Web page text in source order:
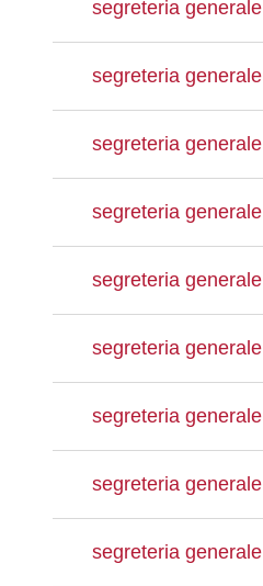
segreteria generale
segreteria generale
segreteria generale
segreteria generale
segreteria generale
segreteria generale
segreteria generale
segreteria generale
segreteria generale